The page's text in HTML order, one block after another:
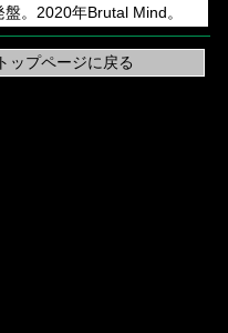
。2020年Brutal Mind。